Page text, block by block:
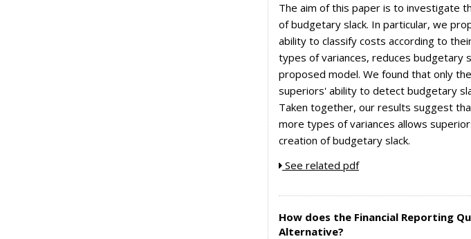
The aim of this paper is to investigate
of budgetary slack. In particular, we
ability to classify costs according to
types of variances, reduces budgetary
proposed model. We found that only
superiors' ability to detect budgetary
Taken together, our results suggest
more types of variances allows
creation of budgetary slack.
See related pdf
How does the Financial Reporting
Alternative?